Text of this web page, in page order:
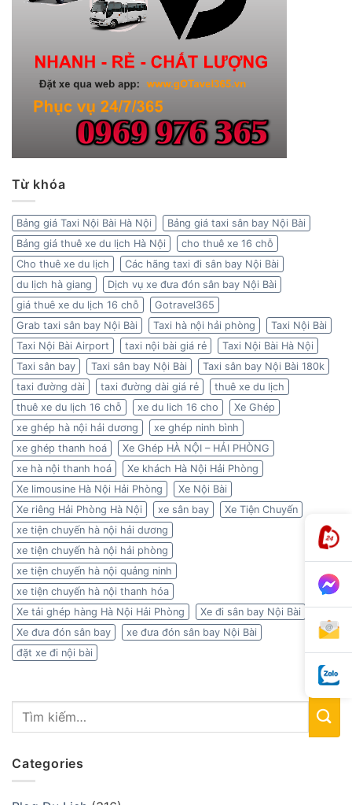
Từ khóa
Bảng giá Taxi Nội Bài Hà Nội
Bảng giá taxi sân bay Nội Bài
Bảng giá thuê xe du lịch Hà Nội
cho thuê xe 16 chỗ
Cho thuê xe du lịch
Các hãng taxi đi sân bay Nội Bài
du lịch hà giang
Dịch vụ xe đưa đón sân bay Nội Bài
giá thuê xe du lịch 16 chỗ
Gotravel365
Grab taxi sân bay Nội Bài
Taxi hà nội hải phòng
Taxi Nội Bài
Taxi Nội Bài Airport
taxi nội bài giá rẻ
Taxi Nội Bài Hà Nội
Taxi sân bay
Taxi sân bay Nội Bài
Taxi sân bay Nội Bài 180k
taxi đường dài
taxi đường dài giá rẻ
thuê xe du lịch
thuê xe du lịch 16 chỗ
xe du lich 16 cho
Xe Ghép
xe ghép hà nội hải dương
xe ghép ninh bình
xe ghép thanh hoá
Xe Ghép HÀ NỘI – HẢI PHÒNG
xe hà nội thanh hoá
Xe khách Hà Nội Hải Phòng
Xe limousine Hà Nội Hải Phòng
Xe Nội Bài
Xe riêng Hải Phòng Hà Nội
xe sân bay
Xe Tiện Chuyến
xe tiện chuyến hà nội hải dương
xe tiện chuyến hà nội hải phòng
xe tiện chuyến hà nội quảng ninh
xe tiện chuyến hà nội thanh hóa
Xe tải ghép hàng Hà Nội Hải Phòng
Xe đi sân bay Nội Bài
Xe đưa đón sân bay
xe đưa đón sân bay Nội Bài
đặt xe đi nội bài
Categories